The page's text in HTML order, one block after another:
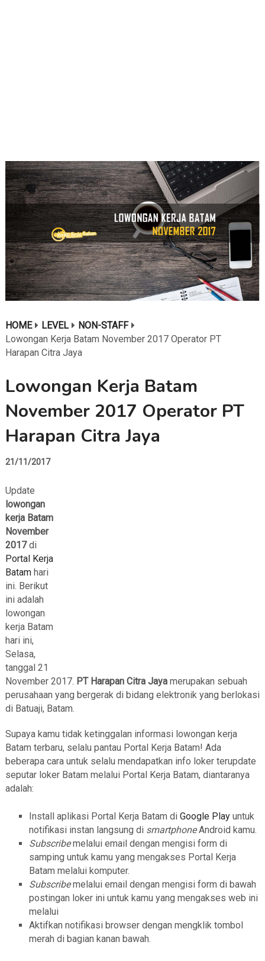
HOME LEVEL
NON-STAFF
Lowongan Kerja Batam November 2017 Operator PT
Harapan Citra Jaya
Lowongan Kerja Batam
November 2017 Operator PT
Harapan Citra Jaya
21/11/2017
Update
lowongan
kerja Batam
November
2017di
Portal Kerja
Batamhari
ini. Berikut
ini adalah
lowongan
kerja Batam
hari ini,
Selasa,
tanggal 21
November 2017. PT Harapan Citra Jaya merupakan sebuah
perusahaan yang bergerak di bidang elektronik yang berlokasi
di Batuaji, Batam.
Supaya kamu tidak ketinggalan informasi lowongan kerja
Batam terbaru, selalu pantau Portal Kerja Batam! Ada
beberapa cara untuk selalu mendapatkan info loker terupdate
seputar loker Batam melalui Portal Kerja Batam, diantaranya
adalah:
Install aplikasi Portal Kerja Batam di Google Playuntuk
notifikasi instan langsung di smartphoneAndroid kamu.
Subscribemelalui email dengan mengisi form di
samping untuk kamu yang mengakses Portal Kerja
Batam melalui komputer.
Subscribemelalui email dengan mengisi form di bawah
postingan loker ini untuk kamu yang mengakses web ini
melalui
Aktifkan notifikasi browser dengan mengklik tombol
merah di bagian kanan bawah.